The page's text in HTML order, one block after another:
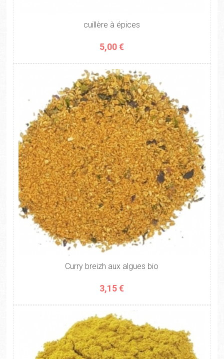
cuillère à épices
5,00 €
Curry breizh aux algues bio
3,15 €